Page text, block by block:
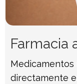
Farmacia
directamente